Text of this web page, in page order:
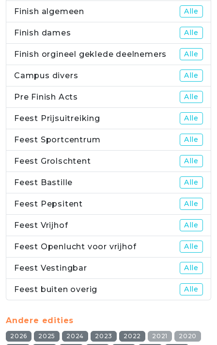
Finish algemeen Alle
Finish dames Alle
Finish orgineel geklede deelnemers Alle
Campus divers Alle
Pre Finish Acts Alle
Feest Prijsuitreiking Alle
Feest Sportcentrum Alle
Feest Grolschtent Alle
Feest Bastille Alle
Feest Pepsitent Alle
Feest Vrijhof Alle
Feest Openlucht voor vrijhof Alle
Feest Vestingbar Alle
Feest buiten overig Alle
Andere edities
2026 2025 2024 2023 2022 2021
2020